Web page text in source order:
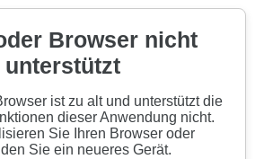
Browser nicht
unterstützt
ist zu alt und unterstützt die
dieser Anwendung nicht.
Sie Ihren Browser oder
Sie ein neueres Gerät.